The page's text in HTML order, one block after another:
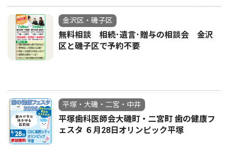
金沢区・磯子区
無料相談 相続･遺言･贈与の相談会 金沢
区と磯子区で予約不要
平塚・大磯・二宮・中井
平塚歯科医師会大磯町・二宮町 歯の健康フ
ェスタ ６月28日オリンピック平塚